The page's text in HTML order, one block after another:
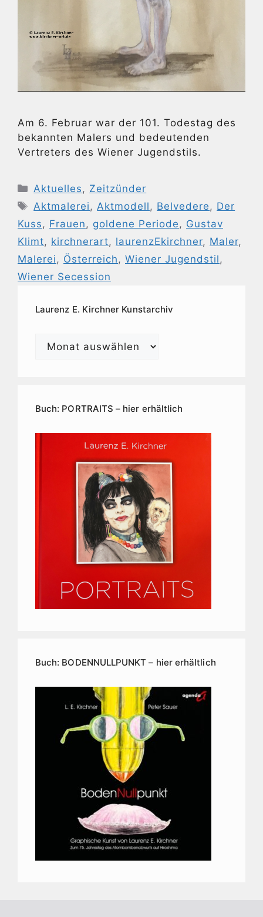
Am 6. Februar war der 101. Todestag des
bekannten Malers und bedeutenden
Vertreters des Wiener Jugendstils.
Kategorien
Aktuelles , Zeitzünder
Schlagwörter
Aktmalerei , Aktmodell , Belvedere , Der
Kuss , Frauen , goldene Periode , Gustav
Klimt, kirchnerart, laurenzEkirchner, Maler,
Malerei , Österreich , Wiener Jugendstil ,
Wiener Secession
Laurenz E. Kirchner Kunstarchiv
Laurenz
Buch: PORTRAITS – hier erhältlich
Buch: BODENNULLPUNKT – hier erhältlich